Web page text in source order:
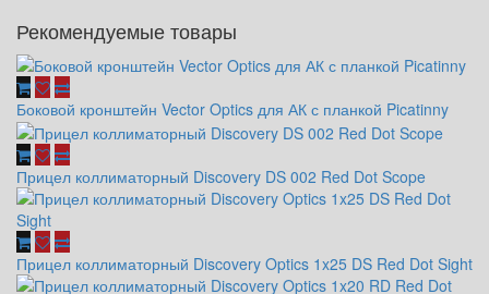
Рекомендуемые товары
Боковой кронштейн Vector Optics для АК с планкой Picatinny
Прицел коллиматорный Discovery DS 002 Red Dot Scope
Прицел коллиматорный Discovery Optics 1x25 DS Red Dot Sight